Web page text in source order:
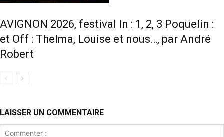
AVIGNON 2026, festival In : 1, 2, 3 Poquelin :
et Off : Thelma, Louise et nous…, par André
Robert
LAISSER UN COMMENTAIRE